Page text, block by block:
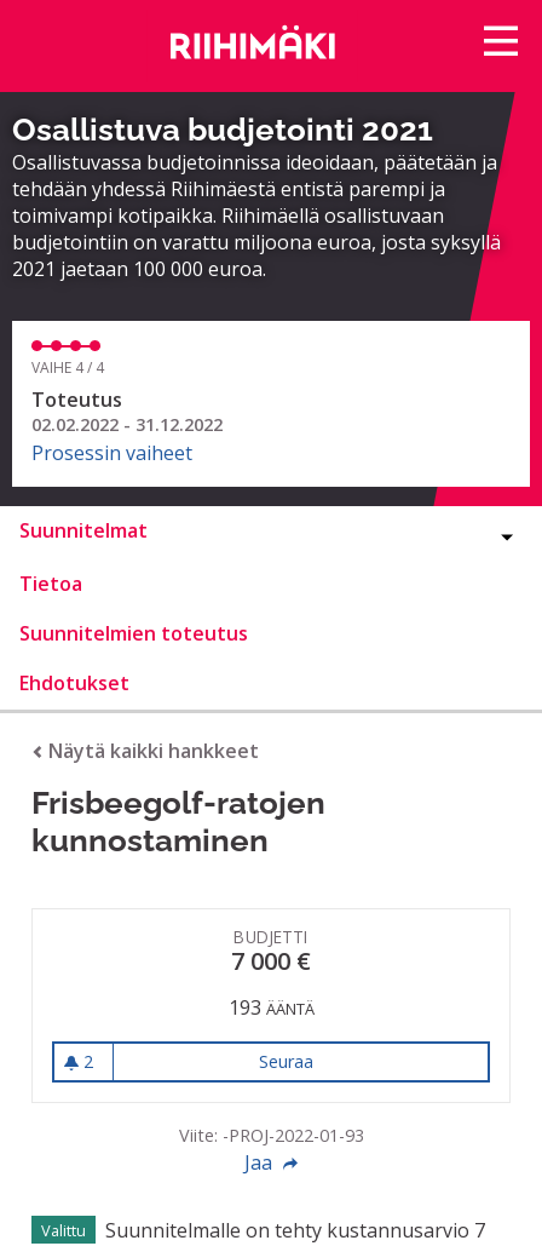
Osallistuva budjetointi 2021
Osallistuvassa budjetoinnissa ideoidaan, päätetään ja
tehdään yhdessä Riihimäestä entistä parempi ja
toimivampi kotipaikka. Riihimäellä osallistuvaan
budjetointiin on varattu miljoona euroa, josta syksyllä
2021 jaetaan 100 000 euroa.
VAIHE 4 / 4
Toteutus
02.02.2022 - 31.12.2022
Prosessin vaiheet
Suunnitelmat
Tietoa
Suunnitelmien toteutus
Ehdotukset
Näytä kaikki hankkeet
Frisbeegolf-ratojen
kunnostaminen
BUDJETTI
7 000 €
193 ÄÄNTÄ
2
2 seuraajaa
Seuraa
Viite: -PROJ-2022-01-93
Jaa
Valittu
Suunnitelmalle on tehty kustannusarvio 7